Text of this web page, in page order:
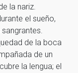
la nariz.
el sueño,
de la boca
de un
la lengua; el